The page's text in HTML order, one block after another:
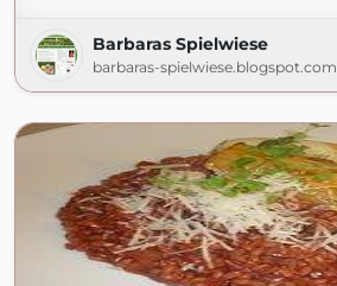
Barbaras Spielwiese
barbaras-spielwiese.blogspot.com